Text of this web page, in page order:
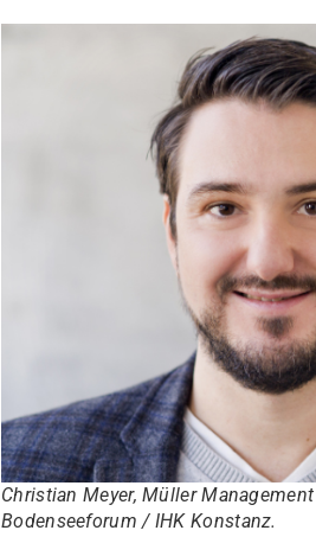
Christian Meyer, Müller
Bodenseeforum / IHK Konstanz.